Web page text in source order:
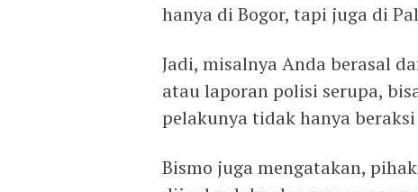
hanya di Bogor, tapi juga di
Jadi, misalnya Anda berasal
atau laporan polisi serupa,
pelakunya tidak hanya
Bismo juga mengatakan,